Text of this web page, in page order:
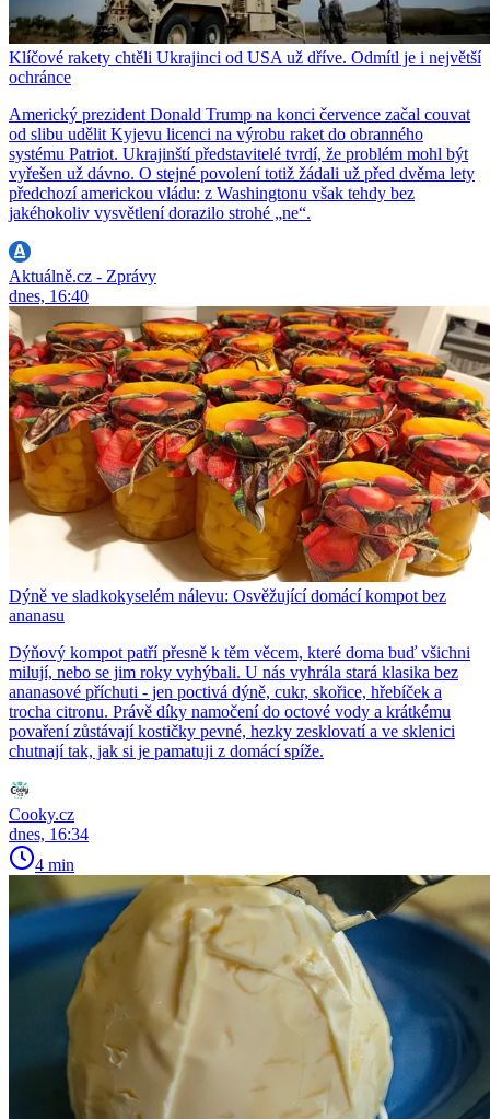
Klíčové rakety chtěli Ukrajinci od USA už dříve. Odmítl je i největší
ochránce
Americký prezident Donald Trump na konci července začal couvat
od slibu udělit Kyjevu licenci na výrobu raket do obranného
systému Patriot. Ukrajinští představitelé tvrdí, že problém mohl být
vyřešen už dávno. O stejné povolení totiž žádali už před dvěma lety
předchozí americkou vládu: z Washingtonu však tehdy bez
jakéhokoliv vysvětlení dorazilo strohé „ne“.
Aktuálně.cz - Zprávy
dnes, 16:40
Dýně ve sladkokyselém nálevu: Osvěžující domácí kompot bez
ananasu
Dýňový kompot patří přesně k těm věcem, které doma buď všichni
milují, nebo se jim roky vyhýbali. U nás vyhrála stará klasika bez
ananasové příchuti - jen poctivá dýně, cukr, skořice, hřebíček a
trocha citronu. Právě díky namočení do octové vody a krátkému
povaření zůstávají kostičky pevné, hezky zesklovatí a ve sklenici
chutnají tak, jak si je pamatuji z domácí spíže.
Cooky.cz
dnes, 16:34
4 min